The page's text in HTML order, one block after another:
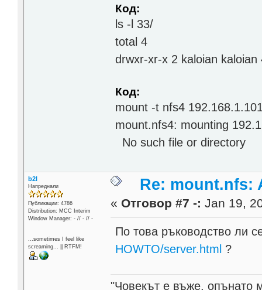
Код:
ls -l 33/
total 4
drwxr-xr-x 2 kaloian
Код:
mount -t nfs4
mount.nfs4: mounting
No such file or directory
b2l
Напреднали
Публикации: 4786
Distribution: MCC Interim
Window Manager: - // - // -
...sometimes I feel like
screaming... || RTFM!
Re: mount.nfs:
« Отговор #7 -: Jan 19,
По това ръководство ли
HOWTO/server.html ?
"Човекът е въже, опънато